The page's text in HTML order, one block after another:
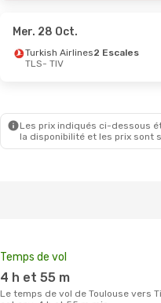
Mer. 28 Oct.
Turkish Airlines2 Escales
TLS- TIV
Les prix indiqués ci-dessous
la disponibilité et les prix sont
Temps de vol
4 h et 55 m
Le temps de vol de Toulouse vers Tivat